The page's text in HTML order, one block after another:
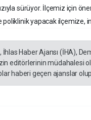
sürüyor. İlçemiz için
yapacak ilçemize,
İhlas Haber Ajansı (İHA),
editörlerinin müdahalesi
haberi geçen ajanslar